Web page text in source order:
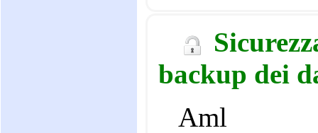
backup dei
Aml